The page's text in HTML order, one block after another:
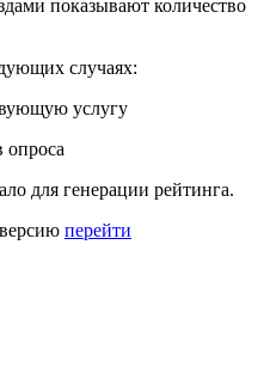
показывают количество
случаях:
услугу
опроса
для генерации рейтинга.
перейти